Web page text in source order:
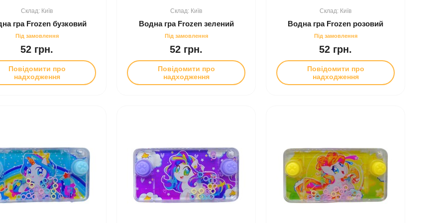
Київ
гра Frozen бузковий
52 грн.
Повідомити про
надходження
Київ
Водна гра Frozen зелений
52 грн.
Повідомити про
надходження
Київ
Водна гра Frozen розовий
52 грн.
Повідомити про
надходження